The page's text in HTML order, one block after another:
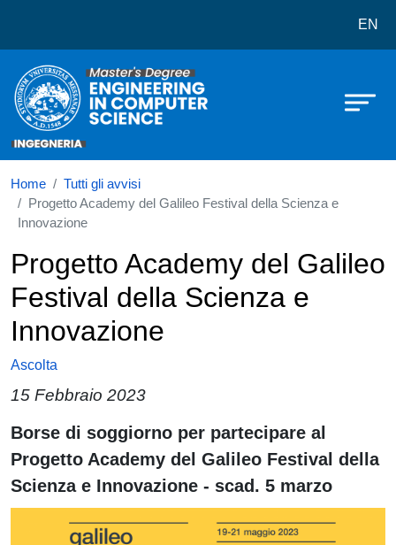
Corso di laurea in Engineering EN
Home
Tutti gli avvisi
Progetto Academy del Galileo Festival della Scienza e
Innovazione
Progetto Academy del Galileo
Festival della Scienza e
Innovazione
Ascolta
15 Febbraio 2023
Paragrafo
Borse di soggiorno per partecipare al
Progetto Academy del Galileo Festival della
Scienza e Innovazione - scad. 5 marzo